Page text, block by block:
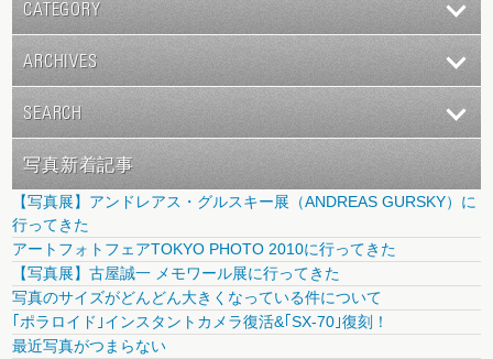
CATEGORY
ARCHIVES
SEARCH
写真新着記事
【写真展】アンドレアス・グルスキー展（ANDREAS GURSKY）に
行ってきた
アートフォトフェアTOKYO PHOTO 2010に行ってきた
【写真展】古屋誠一 メモワール展に行ってきた
写真のサイズがどんどん大きくなっている件について
｢ポラロイド｣インスタントカメラ復活&｢SX-70｣復刻！
最近写真がつまらない